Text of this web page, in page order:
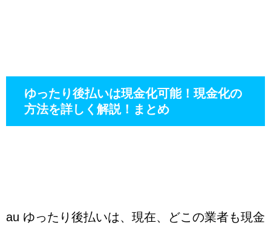
ゆったり後払いは現金化可能！現金化の
方法を詳しく解説！まとめ
au ゆったり後払いは、現在、どこの業者も現金